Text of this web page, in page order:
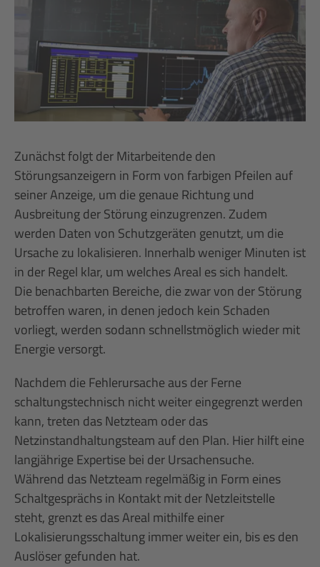
Zunächst folgt der Mitarbeitende den
Störungsanzeigern in Form von farbigen Pfeilen auf
seiner Anzeige, um die genaue Richtung und
Ausbreitung der Störung einzugrenzen. Zudem
werden Daten von Schutzgeräten genutzt, um die
Ursache zu lokalisieren. Innerhalb weniger Minuten ist
in der Regel klar, um welches Areal es sich handelt.
Die benachbarten Bereiche, die zwar von der Störung
betroffen waren, in denen jedoch kein Schaden
vorliegt, werden sodann schnellstmöglich wieder mit
Energie versorgt.
Nachdem die Fehlerursache aus der Ferne
schaltungstechnisch nicht weiter eingegrenzt werden
kann, treten das Netzteam oder das
Netzinstandhaltungsteam auf den Plan. Hier hilft eine
langjährige Expertise bei der Ursachensuche.
Während das Netzteam regelmäßig in Form eines
Schaltgesprächs in Kontakt mit der Netzleitstelle
steht, grenzt es das Areal mithilfe einer
Lokalisierungsschaltung immer weiter ein, bis es den
Auslöser gefunden hat.